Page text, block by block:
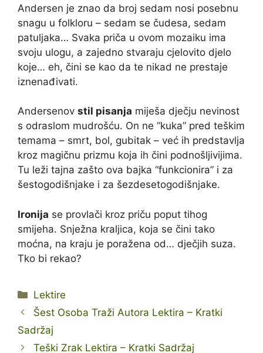
Andersen je znao da broj sedam nosi posebnu
snagu u folkloru – sedam se čudesa, sedam
patuljaka… Svaka priča u ovom mozaiku ima
svoju ulogu, a zajedno stvaraju cjelovito djelo
koje… eh, čini se kao da te nikad ne prestaje
iznenađivati.
Andersenov stil pisanja miješa dječju nevinost
s odraslom mudrošću. On ne “kuka” pred teškim
temama – smrt, bol, gubitak – već ih predstavlja
kroz magičnu prizmu koja ih čini podnošljivijima.
Tu leži tajna zašto ova bajka “funkcionira” i za
šestogodišnjake i za šezdesetogodišnjake.
Ironiја se provlači kroz priču poput tihog
smijeha. Snježna kraljica, koja se čini tako
moćna, na kraju je poražena od… dječjih suza.
Tko bi rekao?
Kategorije
Lektire
Šest Osoba Traži Autora Lektira – Kratki
Sadržaj
Teški Zrak Lektira – Kratki Sadržaj